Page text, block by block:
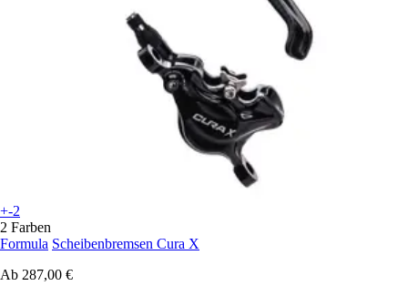
+-2
2 Farben
Formula Scheibenbremsen Cura X
Ab 287,00 €